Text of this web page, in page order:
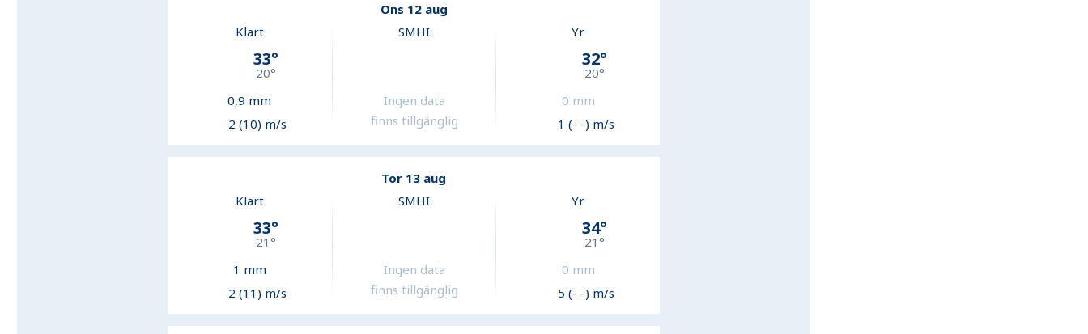
Ons 12 aug
Klart
33°
20°
0,9 mm
2 (10) m/s
SMHI
Ingen data
finns tillgänglig
Yr
32°
20°
0 mm
1 (- -) m/s
Tor 13 aug
Klart
33°
21 °
1 mm
2 (11) m/s
SMHI
Ingen data
finns tillgänglig
Yr
34°
21 °
0 mm
5 (- -) m/s